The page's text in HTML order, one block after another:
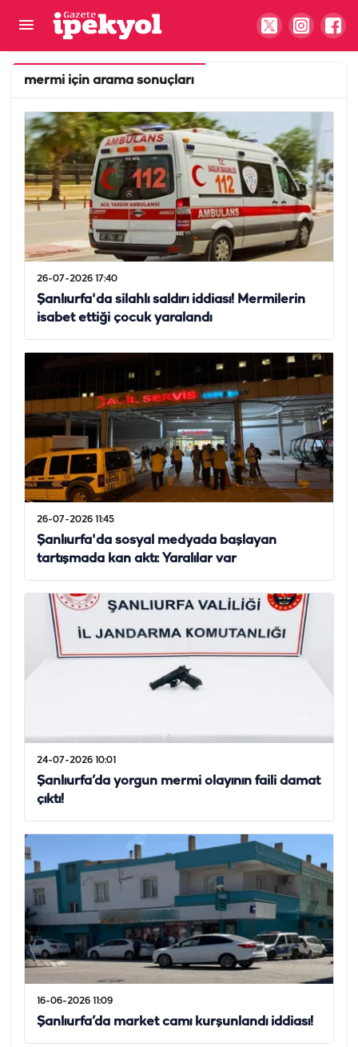
mermi için arama sonuçları
26-07-2026 17:40
Şanlıurfa'da silahlı saldırı iddiası! Mermilerin
isabet ettiği çocuk yaralandı
26-07-2026 11:45
Şanlıurfa'da sosyal medyada başlayan
tartışmada kan aktı: Yaralılar var
24-07-2026 10:01
Şanlıurfa’da yorgun mermi olayının faili damat
çıktı!
16-06-2026 11:09
Şanlıurfa’da market camı kurşunlandı iddiası!